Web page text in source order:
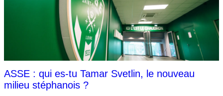
ASSE : qui es-tu Tamar Svetlin, le nouveau
milieu stéphanois ?